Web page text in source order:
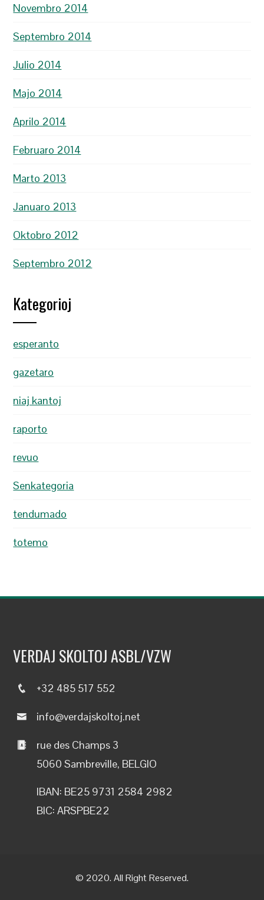
Novembro 2014
Septembro 2014
Julio 2014
Majo 2014
Aprilo 2014
Februaro 2014
Marto 2013
Januaro 2013
Oktobro 2012
Septembro 2012
Kategorioj
esperanto
gazetaro
niaj kantoj
raporto
revuo
Senkategoria
tendumado
totemo
VERDAJ SKOLTOJ ASBL/VZW
+32 485 517 552
info@verdajskoltoj.net
rue des Champs 3
5060 Sambreville, BELGIO
IBAN: BE25 9731 2584 2982
BIC: ARSPBE22
© 2020. All Right Reserved.